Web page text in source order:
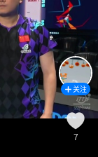
关注
7